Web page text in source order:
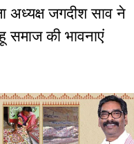
अध्यक्ष जगदीश साव ने
समाज की भावनाएं